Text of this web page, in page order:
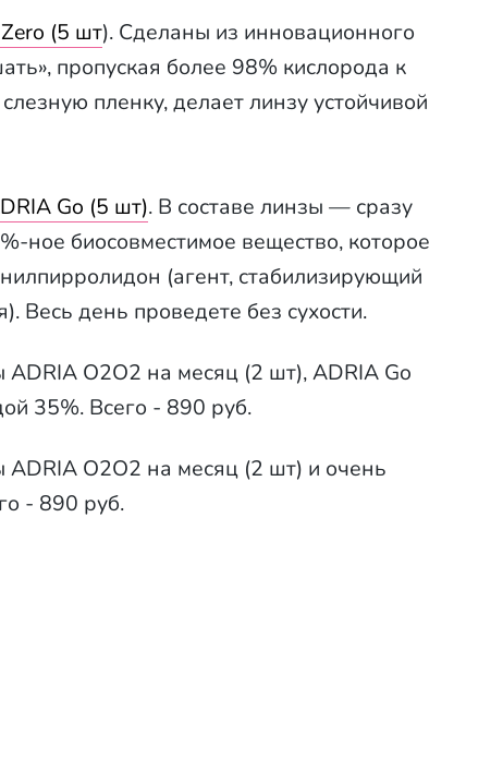
(5 шт). Сделаны из инновационного
пропуская более 98% кислорода к
пленку, делает линзу устойчивой
Go (5 шт). В составе линзы — сразу
ное биосовместимое вещество, которое
(агент, стабилизирующий
Весь день проведете без сухости.
O2O2 на месяц (2 шт), ADRIA Go
35%. Всего - 890 руб.
O2O2 на месяц (2 шт) и очень
- 890 руб.